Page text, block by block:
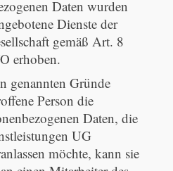
Daten wurden
Dienste der
gemäß Art. 8
erhoben.
genannten Gründe
Person die
Daten, die
UG
möchte, kann sie